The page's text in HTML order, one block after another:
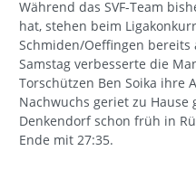
Während das SVF-Team
hat, stehen beim
Schmiden/Oeffingen bereits
Samstag verbesserte die
Torschützen Ben Soika ihre
Nachwuchs geriet zu Hause
Denkendorf schon früh in
Ende mit 27:35.